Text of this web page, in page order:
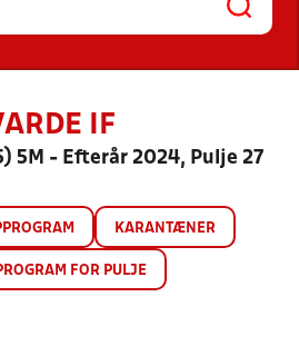
IF
5M - Efterår 2024, Pulje 27
KARANTÆNER
FOR PULJE